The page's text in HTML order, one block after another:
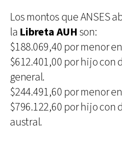
Los montos que ANSES
la Libreta AUHson:
$188.069,40 por menor
$612.401,00 por hijo con
general.
$244.491,60 por menor
$796.122,60 por hijo con
austral.